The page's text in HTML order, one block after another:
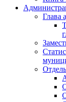
Глава